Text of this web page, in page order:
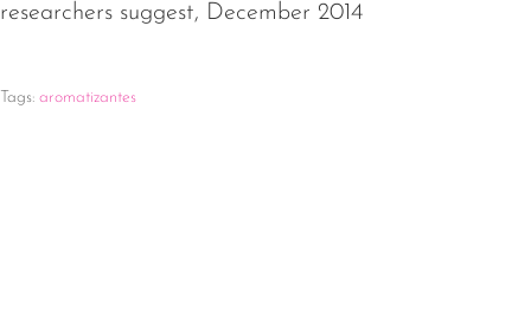
researchers suggest, December 2014
Tags: aromatizantes